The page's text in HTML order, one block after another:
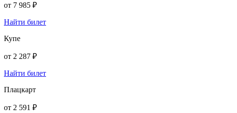
от 7 985 ₽
Найти билет
Купе
от 2 287 ₽
Найти билет
Плацкарт
от 2 591 ₽